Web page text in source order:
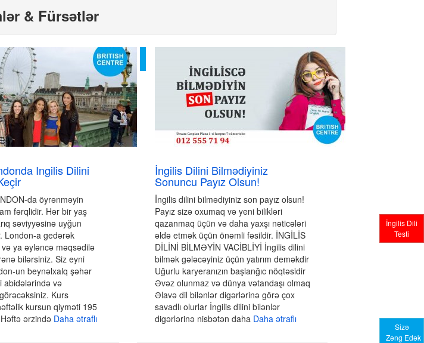
Sizə
Zəng Edək
İngilis Dili
Testi
& Fürsətlər
Ingilis Dilini
da öyrənməyin
fərqlidir. Hər bir yaş
səviyyəsinə uyğun
London-a gedərək
ya əyləncə məqsədilə
bilərsiniz. Siz eyni
un beynəlxalq şəhər
abidələrində və
Kurs
kursun qiyməti 195
ərzində Daha ətraflı
İngilis Dilini Bilmədiyiniz
Sonuncu Payız Olsun!
İngilis dilini bilmədiyiniz son payız olsun!
Payız sizə oxumaq və yeni bilikləri
qazanmaq üçün və daha yaxşı nəticələri
əldə etmək üçün önəmli fəsildir. İNGİLİS
DİLİNİ BİLMƏYİN VACİBLİYİ İngilis dilini
bilmək gələcəyiniz üçün yatırım deməkdir
Uğurlu karyeranızın başlanğıc nöqtəsidir
Əvəz olunmaz və dünya vətandaşı olmaq
Əlavə dil bilənlər digərlərinə görə çox
savadlı olurlar İngilis dilini bilənlər
digərlərinə nisbətən daha Daha ətraflı